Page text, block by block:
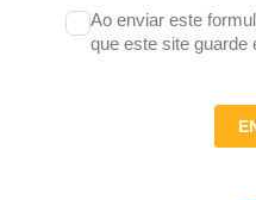
Ao enviar este
que este site guarde